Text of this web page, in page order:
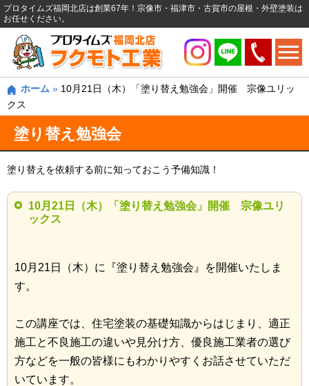
プロタイムズ福岡北店は創業67年！宗像市・福津市・古賀市の屋根・外壁塗装は
お任せください。
ホーム » 10月21日（木）「塗り替え勉強会」開催 宗像ユリッ
クス
塗り替え勉強会
塗り替えを依頼する前に知っておこう予備知識！
10月21日（木）「塗り替え勉強会」開催 宗像ユリ
ックス
10月21日（木）に『塗り替え勉強会』を開催いたしま
す。
この講座では、住宅塗装の基礎知識からはじまり、適正
施工と不良施工の違いや見分け方、優良施工業者の選び
方などを一般の皆様にもわかりやすくお話させていただ
いています。